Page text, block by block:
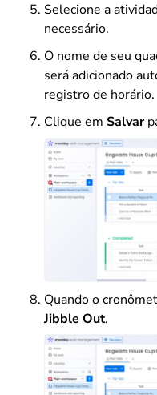
Selecione a
necessário.
O nome de seu
será adicionado
registro de horário.
Clique em Salvar
Quando o
Jibble Out.